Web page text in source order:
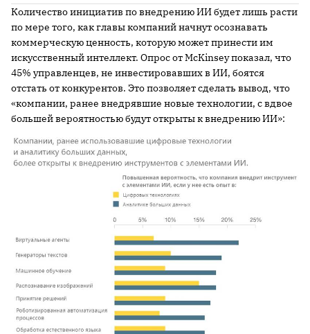
Количество инициатив по внедрению ИИ будет лишь расти
по мере того, как главы компаний начнут осознавать
коммерческую ценность, которую может принести им
искусственный интеллект. Опрос от McKinsey показал, что
45% управленцев, не инвестировавших в ИИ, боятся
отстать от конкурентов. Это позволяет сделать вывод, что
«компании, ранее внедрявшие новые технологии, с вдвое
большей вероятностью будут открыты к внедрению ИИ»: